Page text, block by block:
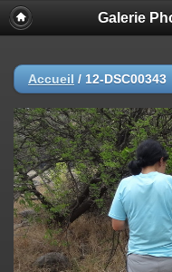
Galerie
Accueil / 12-DSC00343